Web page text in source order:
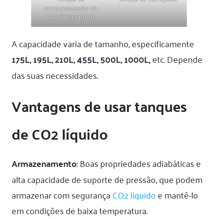
armazenamento de
CO2 líquido 1000L
A capacidade varia de tamanho, especificamente
175L, 195L, 210L, 455L, 500L, 1000L,etc. Depende
das suas necessidades.
Vantagens de usar tanques
de CO2 líquido
Armazenamento: Boas propriedades adiabáticas e
alta capacidade de suporte de pressão, que podem
armazenar com segurançaCO2 líquidoe mantê-lo
em condições de baixa temperatura.